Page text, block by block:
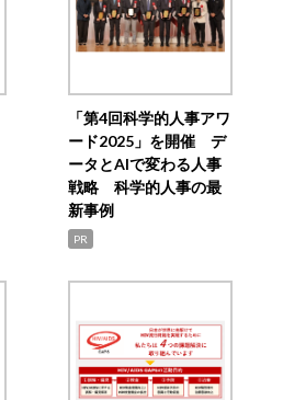
「第4回科学的人事アワ
ード2025」を開催 デ
ータとAIで変わる人事
戦略 科学的人事の最
新事例
PR